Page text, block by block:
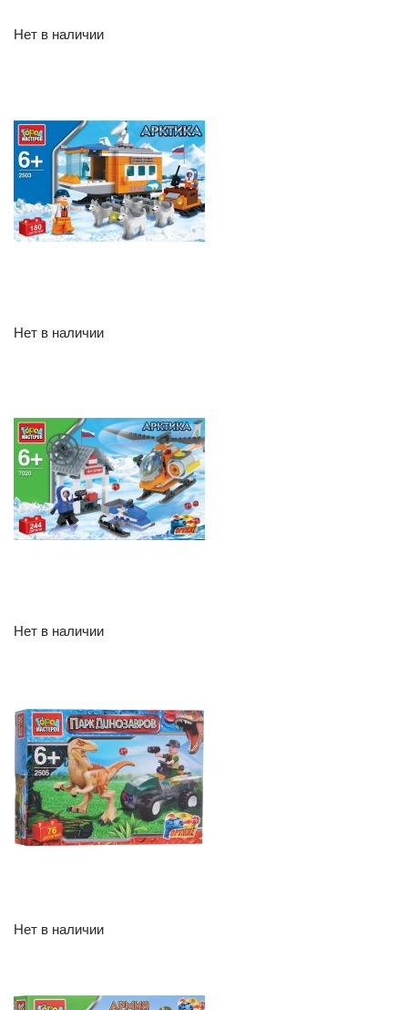
Нет в наличии
Нет в наличии
Нет в наличии
Нет в наличии